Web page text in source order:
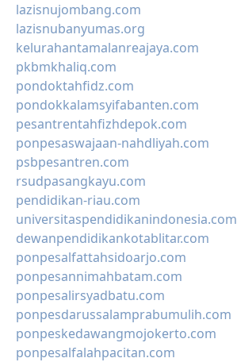
lazisnujombang.com
lazisnubanyumas.org
kelurahantamalanreajaya.com
pkbmkhaliq.com
pondoktahfidz.com
pondokkalamsyifabanten.com
pesantrentahfizhdepok.com
ponpesaswajaan-nahdliyah.com
psbpesantren.com
rsudpasangkayu.com
pendidikan-riau.com
universitaspendidikanindonesia.com
dewanpendidikankotablitar.com
ponpesalfattahsidoarjo.com
ponpesannimahbatam.com
ponpesalirsyadbatu.com
ponpesdarussalamprabumulih.com
ponpeskedawangmojokerto.com
ponpesalfalahpacitan.com